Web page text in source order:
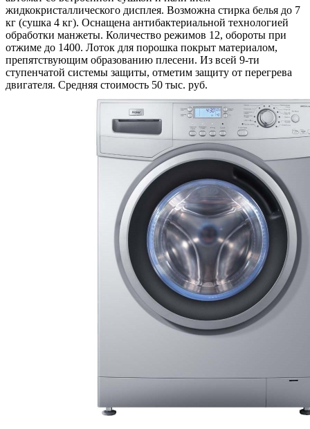
жидкокристаллического дисплея. Возможна стирка белья до 7
кг (сушка 4 кг). Оснащена антибактериальной технологией
обработки манжеты. Количество режимов 12, обороты при
отжиме до 1400. Лоток для порошка покрыт материалом,
препятствующим образованию плесени. Из всей 9-ти
ступенчатой системы защиты, отметим защиту от перегрева
двигателя. Средняя стоимость 50 тыс. руб.